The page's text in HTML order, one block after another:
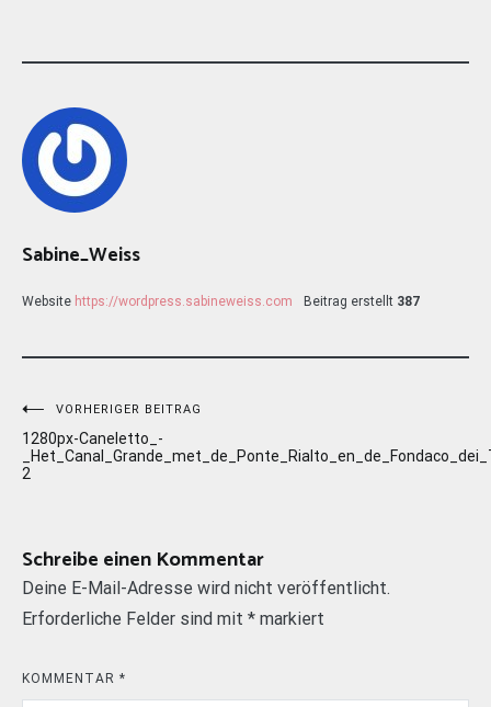
Sabine_Weiss
Website https://wordpress.sabineweiss.com Beitrag erstellt 387
Beitragsnavigation
VORHERIGER BEITRAG
1280px-Caneletto_-
2
Schreibe einen Kommentar
Deine E-Mail-Adresse wird nicht veröffentlicht.
Erforderliche Felder sind mit * markiert
KOMMENTAR *